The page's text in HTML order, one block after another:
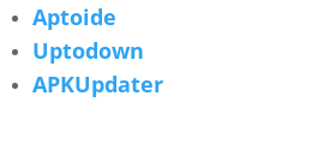
Aptoide
Uptodown
APKUpdater